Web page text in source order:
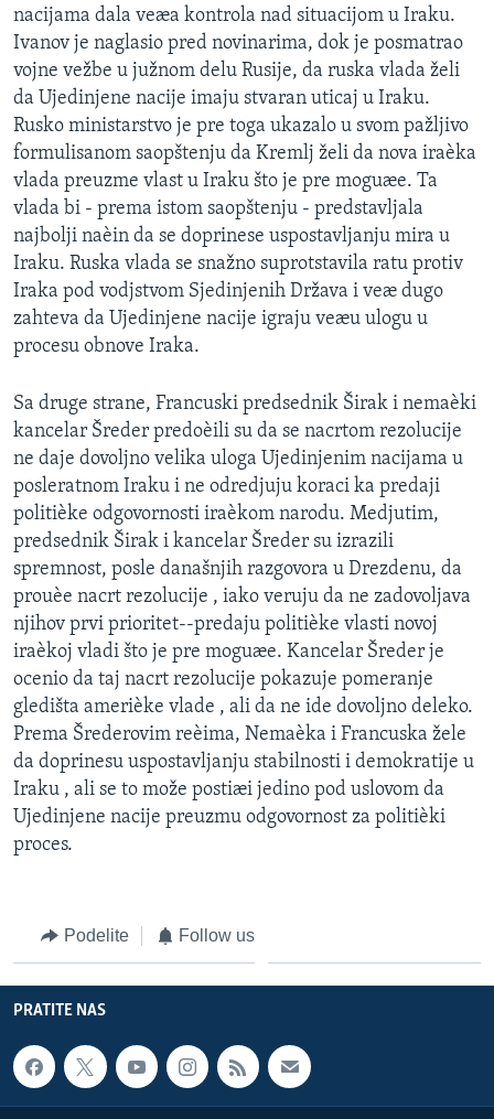
nacijama dala veæa kontrola nad situacijom u Iraku.
Ivanov je naglasio pred novinarima, dok je posmatrao
vojne vežbe u južnom delu Rusije, da ruska vlada želi
da Ujedinjene nacije imaju stvaran uticaj u Iraku.
Rusko ministarstvo je pre toga ukazalo u svom pažljivo
formulisanom saopštenju da Kremlj želi da nova iraèka
vlada preuzme vlast u Iraku što je pre moguæe. Ta
vlada bi - prema istom saopštenju - predstavljala
najbolji naèin da se doprinese uspostavljanju mira u
Iraku. Ruska vlada se snažno suprotstavila ratu protiv
Iraka pod vodjstvom Sjedinjenih Država i veæ dugo
zahteva da Ujedinjene nacije igraju veæu ulogu u
procesu obnove Iraka.
Sa druge strane, Francuski predsednik Širak i nemaèki
kancelar Šreder predoèili su da se nacrtom rezolucije
ne daje dovoljno velika uloga Ujedinjenim nacijama u
posleratnom Iraku i ne odredjuju koraci ka predaji
politièke odgovornosti iraèkom narodu. Medjutim,
predsednik Širak i kancelar Šreder su izrazili
spremnost, posle današnjih razgovora u Drezdenu, da
prouèe nacrt rezolucije , iako veruju da ne zadovoljava
njihov prvi prioritet--predaju politièke vlasti novoj
iraèkoj vladi što je pre moguæe. Kancelar Šreder je
ocenio da taj nacrt rezolucije pokazuje pomeranje
gledišta amerièke vlade , ali da ne ide dovoljno deleko.
Prema Šrederovim reèima, Nemaèka i Francuska žele
da doprinesu uspostavljanju stabilnosti i demokratije u
Iraku , ali se to može postiæi jedino pod uslovom da
Ujedinjene nacije preuzmu odgovornost za politièki
proces.
Podelite Follow us
PRATITE NAS